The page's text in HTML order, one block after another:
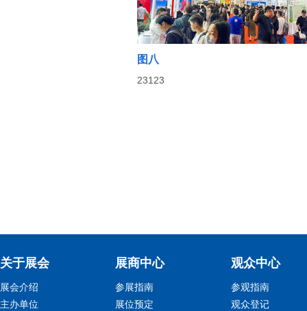
图八
23123
关于展会
展会介绍
主办单位
展商中心
参展指南
展位预定
观众中心
参观指南
观众登记